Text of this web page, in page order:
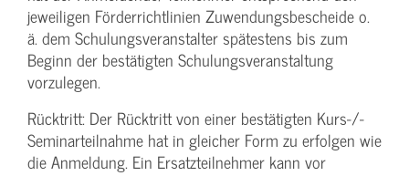
jeweiligen Förderrichtlinien Zuwendungs­bescheide o.
ä. dem Schulungs­veranstalter spätestens bis zum
Beginn der bestätigten Schulungs­veranstaltung
vorzulegen.
Rücktritt: Der Rücktritt von einer bestätigten Kurs-/­
Seminarteilnahme hat in gleicher Form zu erfolgen wie
die Anmeldung. Ein Ersatzteilnehmer kann vor